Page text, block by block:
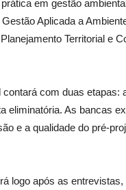
em gestão
Aplicada a
Territorial e
com duas etapas:
eliminatória. As bancas
e a qualidade do pré-
logo após as